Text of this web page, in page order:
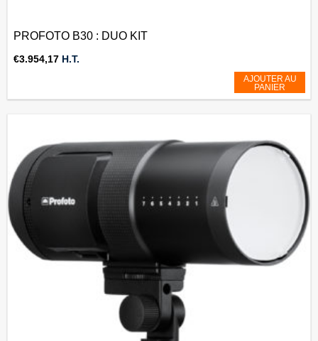
PROFOTO B30 : DUO KIT
€3.954,17 H.T.
AJOUTER AU
PANIER